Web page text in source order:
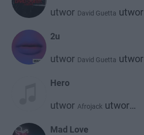
utwor David Guetta utwor
2u
utwor David Guetta utwor
Hero
utwor Afrojack utwor
Mad Love